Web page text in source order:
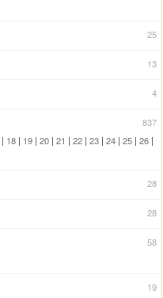
25
13
4
837
| 18 | 19 | 20 | 21 | 22 | 23 | 24 | 25 | 26 |
28
28
58
19